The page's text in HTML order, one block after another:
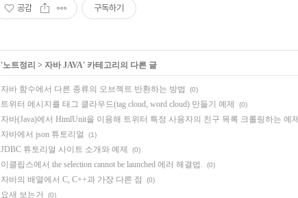
공감 구독하기
'노트정리 > 자바 JAVA' 카테고리의 다른 글
자바 함수에서 다른 종류의 오브젝트 반환하는 방법 (0)
트위터 메시지를 태그 클라우드(tag cloud, word cloud) 만들기 예제 (0)
자바(Java)에서 HtmlUnit을 이용해 트위터 특정 사용자의 친구 목록 크롤링하는 예제
자바에서 json 튜토리얼 (1)
JDBC 튜토리얼 사이트 소개와 예제 (0)
이클립스에서 the selection cannot be launched 에러 해결법. (0)
자바의 배열에서 C, C++과 가장 다른 점 (0)
요새 보는거 (0)